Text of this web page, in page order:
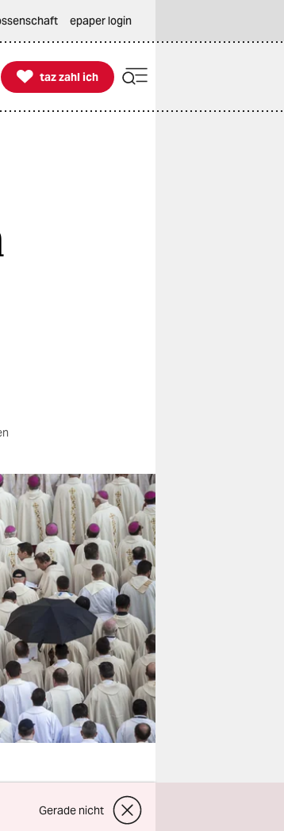
epaper login

taz zahl ich
taz zahl ich
Gerade nicht